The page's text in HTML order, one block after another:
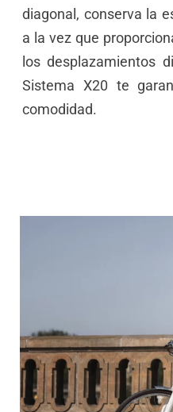
diagonal, conserva la
a la vez que
los desplazamientos
Sistema X20 te
comodidad.